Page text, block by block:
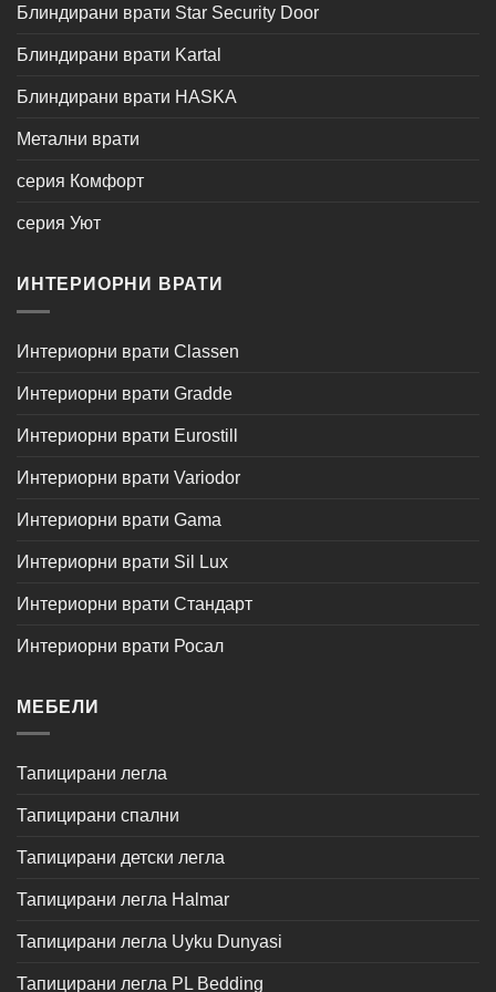
Блиндирани врати Star Security Door
Блиндирани врати Kartal
Блиндирани врати HASKA
Метални врати
серия Комфорт
серия Уют
ИНТЕРИОРНИ ВРАТИ
Интериорни врати Classen
Интериорни врати Gradde
Интериорни врати Eurostill
Интериорни врати Variodor
Интериорни врати Gama
Интериорни врати Sil Lux
Интериорни врати Стандарт
Интериорни врати Росал
МЕБЕЛИ
Тапицирани легла
Тапицирани спални
Тапицирани детски легла
Тапицирани легла Halmar
Тапицирани легла Uyku Dunyasi
Тапицирани легла PL Bedding